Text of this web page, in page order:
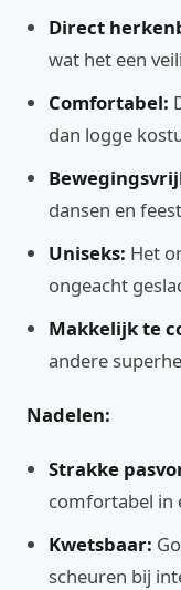
Direct
wat het een
Comfortabel:
dan logge
dansen en
Uniseks: Het
ongeacht
Makkelijk te
andere
Nadelen:
Strakke
comfortabel in
Kwetsbaar:
scheuren bij